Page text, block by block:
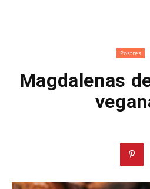
Postres
Magdalenas